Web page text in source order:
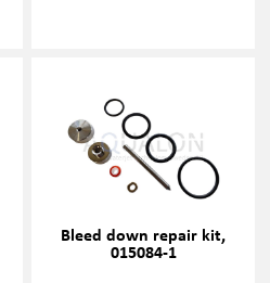
Bleed down repair kit,
015084-1